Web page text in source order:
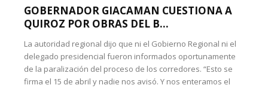
GOBERNADOR GIACAMAN CUESTIONA A
QUIROZ POR OBRAS DEL B...
La autoridad regional dijo que ni el Gobierno Regional ni el
delegado presidencial fueron informados oportunamente
de la paralización del proceso de los corredores. “Esto se
firma el 15 de abril y nadie nos avisó. Y nos enteramos el